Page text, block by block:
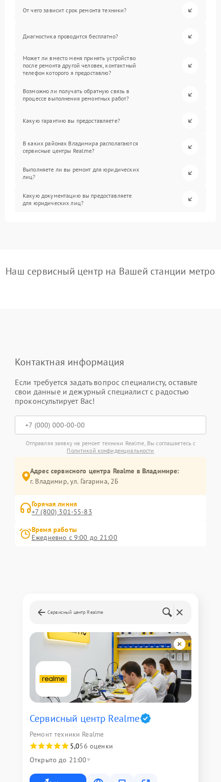
От чего зависит срок ремонта техники?
Диагностика проводится бесплатно?
Может ли вместо меня принять устройство
после ремонта другой человек, контактный
телефон которого я предоставлю?
Возможно ли получать обратную связь в
процессе выполнения ремонтных работ?
Какую гарантию вы предоставляете?
В каких районах Владимира располагаются
сервисные центры Realme?
Выполняете ли вы ремонт для юридических
лиц?
Какую документацию вы предоставляете
для юридических лиц?
Наш сервисный центр на Вашей станции метро
Контактная информация
Если требуется задать вопрос специалисту, оставьте
свои данные и дежурный специалист с радостью
проконсультирует Вас!
Отправляя заявку на ремонт техники Realme, Вы соглашаетесь с
Политикой конфиденциальности
Адрес сервисного центра Realme в Владимире:
г. Владимир, ул. Гагарина, 2Б
Горячая линия
+7 (800) 301-55-83
Время работы
Ежедневно с 9:00 до 21:00
Сервисный центр Realme
Сервисный центр Realme
Ремонт техники Realme
5,056 оценки
Открыто до 21:00